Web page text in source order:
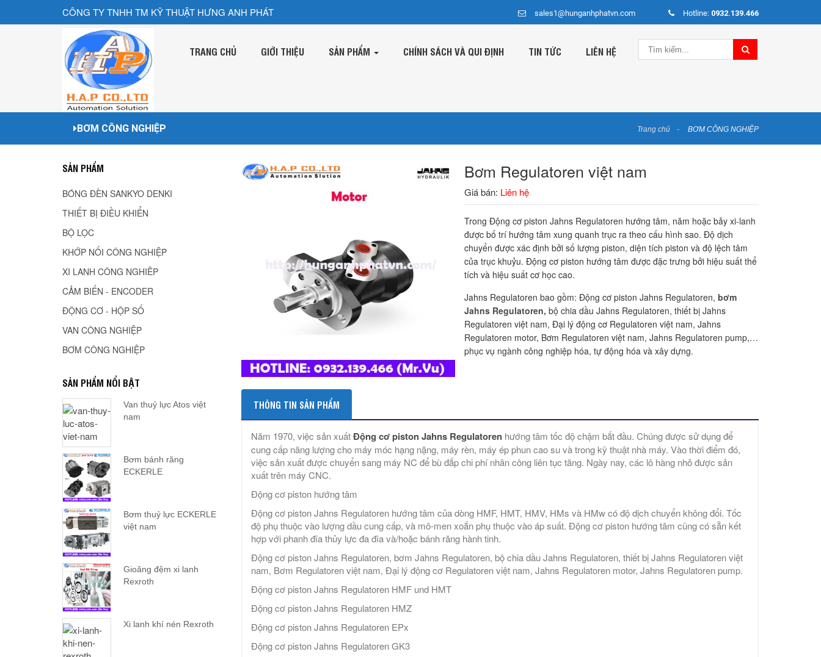
CÔNG TY TNHH TM KỸ THUẬT HƯNG ANH PHÁT sales1@hunganhphatvn.com Hotline: 0932.139.466
TRANG CHỦ GIỚI THIỆU SẢN PHẨM CHÍNH SÁCH VÀ QUI ĐỊNH TIN TỨC LIÊN HỆ
BƠM CÔNG NGHIỆP Trang chủ BƠM CÔNG NGHIỆP
Bơm Regulatoren việt nam
Giá bán: Liên hệ
Trong Động cơ piston Jahns Regulatoren hướng tâm, năm hoặc bảy xi-lanh
được bố trí hướng tâm xung quanh trục ra theo cấu hình sao. Độ dịch
chuyển được xác định bởi số lượng piston, diện tích piston và độ lệch tâm
của trục khuỷu. Động cơ piston hướng tâm được đặc trưng bởi hiệu suất thể
tích và hiệu suất cơ học cao.
Jahns Regulatoren bao gồm: Động cơ piston Jahns Regulatoren,bơm
Jahns Regulatoren, bộ chia dầu Jahns Regulatoren, thiết bị Jahns
Regulatoren việt nam, Đại lý động cơ Regulatoren việt nam, Jahns
Regulatoren motor, Bơm Regulatoren việt nam, Jahns Regulatoren pump,…
phục vụ ngành công nghiệp hóa, tự động hóa và xây dựng.
THÔNG TIN SẢN PHẨM
Năm 1970, việc sản xuấtĐộng cơ piston Jahns Regulatorenhướng tâm tốc độ chậm bắt đầu. Chúng được sử dụng để
cung cấp năng lượng cho máy móc hạng nặng, máy rèn, máy ép phun cao su và trong kỹ thuật nhà máy. Vào thời điểm đó,
việc sản xuất được chuyển sang máy NC để bù đắp chi phí nhân công liên tục tăng. Ngày nay, các lô hàng nhỏ được sản
xuất trên máy CNC.
Động cơ piston hướng tâm
Động cơ piston Jahns Regulatoren hướng tâm của dòng HMF, HMT, HMV, HMs và HMw có độ dịch chuyển không đổi. Tốc
độ phụ thuộc vào lượng dầu cung cấp, và mô-men xoắn phụ thuộc vào áp suất. Động cơ piston hướng tâm cũng có sẵn kết
hợp với phanh đĩa thủy lực đa đĩa và/hoặc bánh răng hành tinh.
Động cơ piston Jahns Regulatoren, bơm Jahns Regulatoren, bộ chia dầu Jahns Regulatoren, thiết bị Jahns Regulatoren việt
nam, Bơm Regulatoren việt nam, Đại lý động cơ Regulatoren việt nam, Jahns Regulatoren motor, Jahns Regulatoren pump.
Động cơ piston Jahns Regulatoren HMF und HMT
Động cơ piston Jahns Regulatoren HMZ
Động cơ piston Jahns Regulatoren EPx
Động cơ piston Jahns Regulatoren GK3
SẢN PHẨM
BÓNG ĐÈN SANKYO DENKI
THIẾT BỊ ĐIỀU KHIỂN
BỘ LỌC
KHỚP NỐI CÔNG NGHIỆP
XI LANH CÔNG NGHIÊP
CẢM BIẾN - ENCODER
ĐỘNG CƠ - HỘP SỐ
VAN CÔNG NGHIỆP
BƠM CÔNG NGHIỆP
SẢN PHẨM NỔI BẬT
Van thuỷ lực Atos việt
nam
Bơm bánh răng
ECKERLE
Bơm thuỷ lực ECKERLE
việt nam
Gioăng đệm xi lanh
Rexroth
Xi lanh khí nén Rexroth